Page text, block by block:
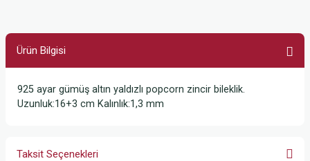
Ürün Bilgisi
925 ayar gümüş altın yaldızlı popcorn zincir bileklik.
Uzunluk:16+3 cm Kalınlık:1,3 mm
Taksit Seçenekleri